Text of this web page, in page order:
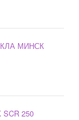
МИНСК
250